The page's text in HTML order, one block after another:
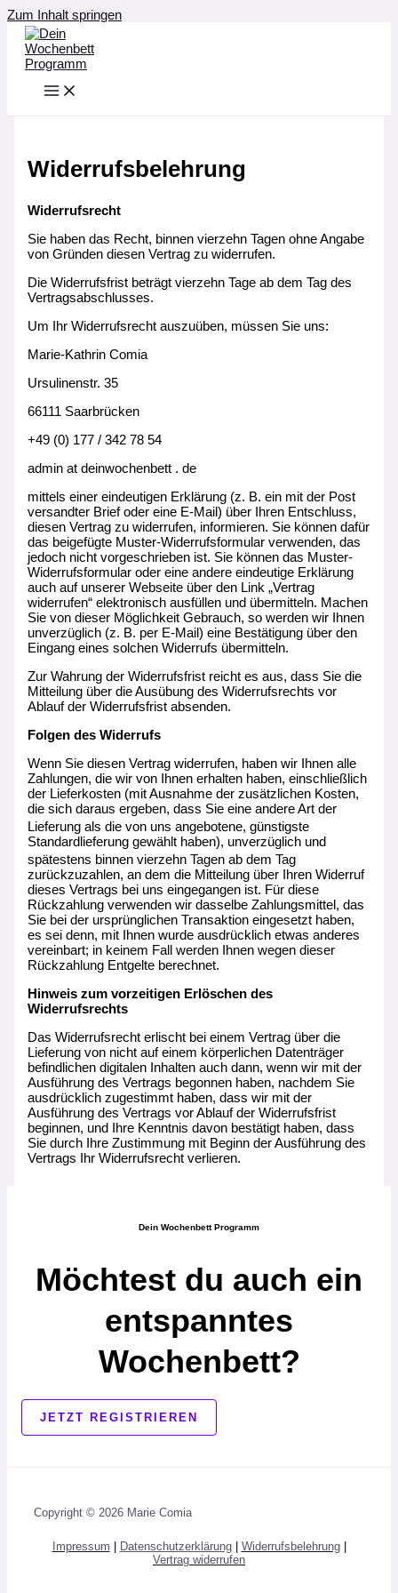
Zum Inhalt springen
Widerrufsbelehrung
Widerrufsrecht
Sie haben das Recht, binnen vierzehn Tagen ohne Angabe
von Gründen diesen Vertrag zu widerrufen.
Die Widerrufsfrist beträgt vierzehn Tage ab dem Tag des
Vertragsabschlusses.
Um Ihr Widerrufsrecht auszuüben, müssen Sie uns:
Marie-Kathrin Comia
Ursulinenstr. 35
66111 Saarbrücken
+49 (0) 177 / 342 78 54
admin at deinwochenbett . de
mittels einer eindeutigen Erklärung (z. B. ein mit der Post
versandter Brief oder eine E-Mail) über Ihren Entschluss,
diesen Vertrag zu widerrufen, informieren. Sie können dafür
das beigefügte Muster-Widerrufsformular verwenden, das
jedoch nicht vorgeschrieben ist. Sie können das Muster-
Widerrufsformular oder eine andere eindeutige Erklärung
auch auf unserer Webseite über den Link „Vertrag
widerrufen“ elektronisch ausfüllen und übermitteln. Machen
Sie von dieser Möglichkeit Gebrauch, so werden wir Ihnen
unverzüglich (z. B. per E-Mail) eine Bestätigung über den
Eingang eines solchen Widerrufs übermitteln.
Zur Wahrung der Widerrufsfrist reicht es aus, dass Sie die
Mitteilung über die Ausübung des Widerrufsrechts vor
Ablauf der Widerrufsfrist absenden.
Folgen des Widerrufs
Wenn Sie diesen Vertrag widerrufen, haben wir Ihnen alle
Zahlungen, die wir von Ihnen erhalten haben, einschließlich
der Lieferkosten (mit Ausnahme der zusätzlichen Kosten,
die sich daraus ergeben, dass Sie eine andere Art der
Lieferung als die von uns angebotene, günstigste
Standardlieferung gewählt haben), unverzüglich und
spätestens binnen vierzehn Tagen ab dem Tag
zurückzuzahlen, an dem die Mitteilung über Ihren Widerruf
dieses Vertrags bei uns eingegangen ist. Für diese
Rückzahlung verwenden wir dasselbe Zahlungsmittel, das
Sie bei der ursprünglichen Transaktion eingesetzt haben,
es sei denn, mit Ihnen wurde ausdrücklich etwas anderes
vereinbart; in keinem Fall werden Ihnen wegen dieser
Rückzahlung Entgelte berechnet.
Hinweis zum vorzeitigen Erlöschen des
Widerrufsrechts
Das Widerrufsrecht erlischt bei einem Vertrag über die
Lieferung von nicht auf einem körperlichen Datenträger
befindlichen digitalen Inhalten auch dann, wenn wir mit der
Ausführung des Vertrags begonnen haben, nachdem Sie
ausdrücklich zugestimmt haben, dass wir mit der
Ausführung des Vertrags vor Ablauf der Widerrufsfrist
beginnen, und Ihre Kenntnis davon bestätigt haben, dass
Sie durch Ihre Zustimmung mit Beginn der Ausführung des
Vertrags Ihr Widerrufsrecht verlieren.
Dein Wochenbett Programm
Möchtest du auch ein
entspanntes
Wochenbett?
JETZT REGISTRIEREN
Copyright © 2026 Marie Comia
Impressum Datenschutzerklärung| Widerrufsbelehrung|
Vertrag widerrufen